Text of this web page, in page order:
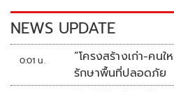
k k
NEWS UPDATE
0:01 น.
“โครงสร้างเก่า-คนใหม่”บีอา
รักษาพื้นที่ปลอดภัย